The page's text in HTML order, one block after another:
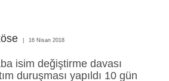
16 Nisan 2018
isim değiştirme davası
duruşması yapıldı 10 gün